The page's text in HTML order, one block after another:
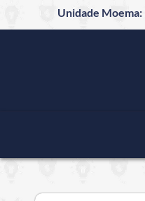
Unidade Moema: